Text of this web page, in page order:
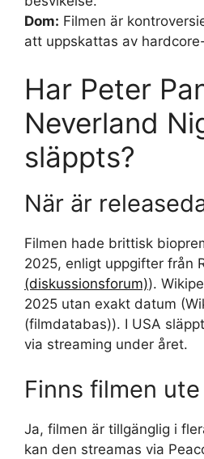
Dom: Filmen är
att uppskattas av
Har Peter
Neverland
släppts?
När är
Filmen hade brittisk
2025, enligt uppgifter från
(diskussionsforum)).
2025 utan exakt datum
(filmdatabas)). I USA
via streaming under året.
Finns filmen ute
Ja, filmen är tillgänglig i
kan den streamas via